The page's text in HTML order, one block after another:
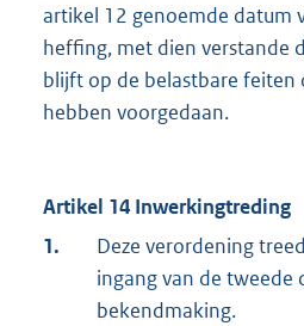
artikel 12 genoemde datum
heffing, met dien verstande
blijft op de belastbare feiten
hebben voorgedaan.
Artikel 14 Inwerkingtreding
1.
Deze verordening
ingang van de tweede
bekendmaking.